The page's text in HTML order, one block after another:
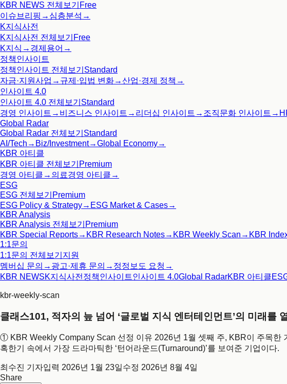
KBR NEWS 전체보기 Free
이슈브리핑 → 심층분석 →
K지식사전
K지식사전 전체보기 Free
K지식 → 경제용어 →
정책인사이트
정책인사이트 전체보기 Standard
자금·지원사업 → 규제·입법 변화→산업·경제 정책 →
인사이트 4.0
인사이트 4.0 전체보기 Standard
경영 인사이트 → 비즈니스 인사이트 → 리더십 인사이트 → 조직문화 인사이트 →
Global Radar
Global Radar 전체보기 Standard
AI/Tech → Biz/Investment→Global Economy→
KBR 아티클
KBR 아티클 전체보기 Premium
경영 아티클 → 의료경영 아티클 →
ESG
ESG 전체보기 Premium
ESG Policy & Strategy→ ESG Market & Cases→
KBR Analysis
KBR Analysis 전체보기 Premium
KBR Special Reports→ KBR Research Notes→ KBR Weekly Scan → KBR
1:1문의
1:1문의 전체보기 지원
멤버십 문의 → 광고·제휴 문의 → 정정보도 요청 →
KBR NEWSK지식사전 정책인사이트인사이트 4.0Global RadarKBR 아티클
kbr-weekly-scan
클래스101, 적자의 늪 넘어 ‘글로벌 지식 엔터테인먼트’의 미래를
① KBR Weekly Company Scan 선정 이유 2026년 1월 셋째 주, KBR이 주목한
혹한기 속에서 가장 드라마틱한 ‘턴어라운드(Turnaround)’를 보여준 기업이다.
최수진 기자입력 2026년 1월 23일수정 2026년 8월 4일
Share